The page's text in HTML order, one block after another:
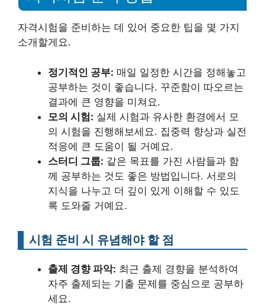
자격시험을 준비하는 데 있어 중요한 팁을 몇 가지
소개할게요.
정기적인 공부: 매일 일정한 시간을 정해놓고
공부하는 것이 좋습니다. 꾸준함이 따오르는
결과에 큰 영향을 미쳐요.
모의 시험: 실제 시험과 유사한 환경에서 모
의 시험을 진행해보세요. 집중력 향상과 실전
적응에 큰 도움이 될 거예요.
스터디 그룹: 같은 목표를 가진 사람들과 함
께 공부하는 것도 좋은 방법입니다. 서로의
지식을 나누고 더 깊이 있게 이해할 수 있도
록 도와줄 거예요.
시험 준비 시 유념해야 할 점
출제 경향 파악: 최근 출제 경향을 분석하여
자주 출제되는 기출 문제를 중심으로 공부하
세요.